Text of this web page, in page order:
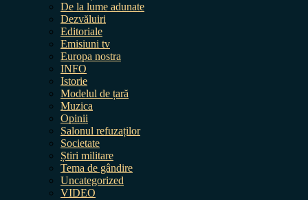
De la lume adunate
Dezvăluiri
Editoriale
Emisiuni tv
Europa nostra
INFO
Istorie
Modelul de țară
Muzica
Opinii
Salonul refuzaților
Societate
Știri militare
Tema de gândire
Uncategorized
VIDEO